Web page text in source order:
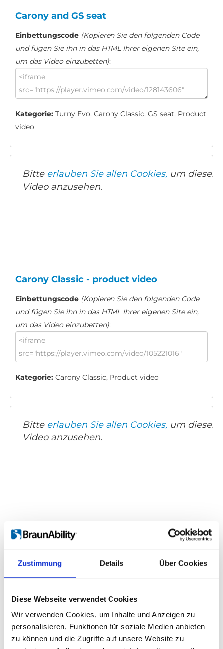
Zustimmung Details Über Cookies
Diese Webseite verwendet Cookies
Wir verwenden Cookies, um Inhalte und Anzeigen zu
personalisieren, Funktionen für soziale Medien anbieten
zu können und die Zugriffe auf unsere Website zu
Carony and GS seat
Einbettungscode (Kopieren Sie den folgenden Code
und fügen Sie ihn in das HTML Ihrer eigenen Site ein,
um das Video einzubetten):
Kategorie: Turny Evo, Carony Classic, GS seat, Product
video
Bitte erlauben Sie allen Cookies, um dieses
Video anzusehen.
Carony Classic - product video
Einbettungscode (Kopieren Sie den folgenden Code
und fügen Sie ihn in das HTML Ihrer eigenen Site ein,
um das Video einzubetten):
Kategorie: Carony Classic, Product video
Bitte erlauben Sie allen Cookies, um dieses
Video anzusehen.
Carony Classic - demonstration video
Einbettungscode (Kopieren Sie den folgenden Code
und fügen Sie ihn in das HTML Ihrer eigenen Site ein,
um das Video einzubetten):
Kategorie:Carony Classic, Product video